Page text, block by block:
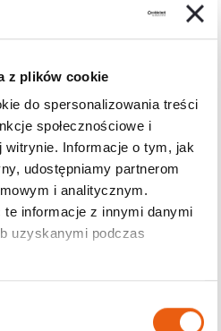
z plików cookie
do spersonalizowania treści
społecznościowe i
Informacje o tym, jak
udostępniamy partnerom
i analitycznym.
te informacje z innymi danymi
uzyskanymi podczas
Darmowa dostawa od
Wysyłka w ciągu 24h
Dodaj do koszyka